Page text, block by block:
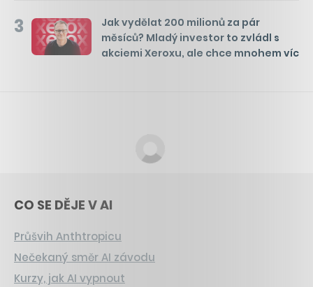
3
Jak vydělat 200 milionů za pár
měsíců? Mladý investor to zvládl s
akciemi Xeroxu, ale chce mnohem víc
CO SE DĚJE V AI
Průšvih Anthtropicu
Nečekaný směr AI závodu
Kurzy, jak AI vypnout